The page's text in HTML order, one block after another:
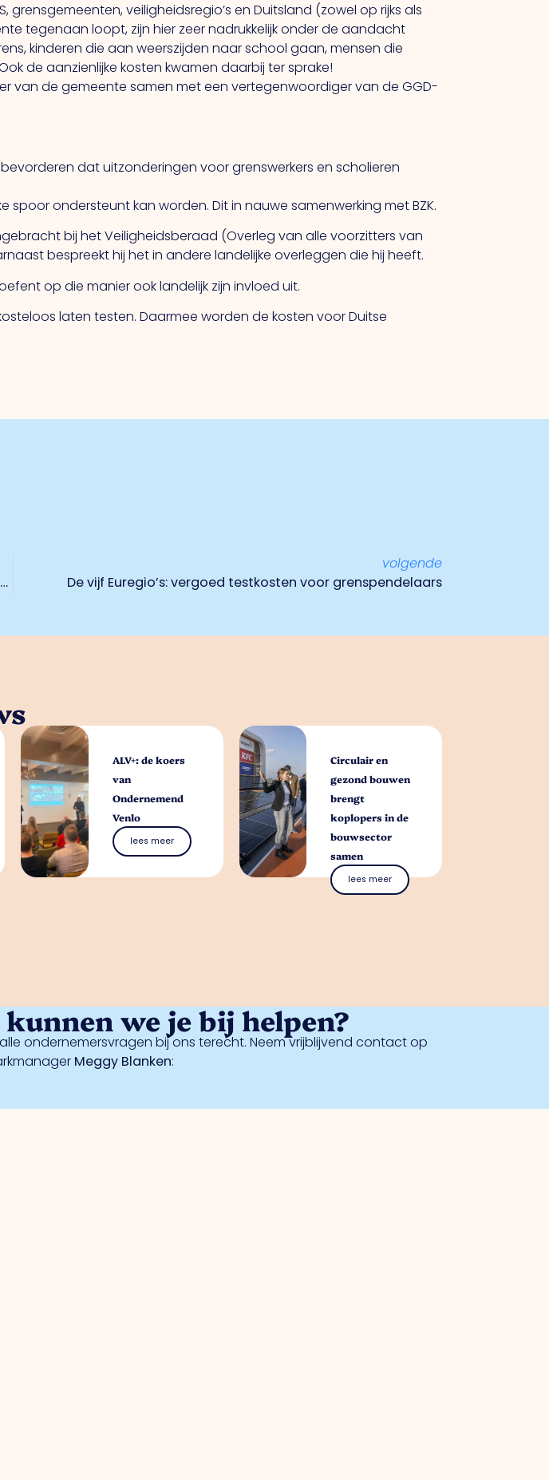
grensgemeenten, veiligheidsregio’s en Duitsland (zowel op rijks als
tegenaan loopt, zijn hier zeer nadrukkelijk onder de aandacht
kinderen die aan weerszijden naar school gaan, mensen die
de aanzienlijke kosten kwamen daarbij ter sprake!
van de gemeente samen met een vertegenwoordiger van de GGD-
dat uitzonderingen voor grenswerkers en scholieren
ondersteunt kan worden. Dit in nauwe samenwerking met BZK.
bij het Veiligheidsberaad (Overleg van alle voorzitters van
bespreekt hij het in andere landelijke overleggen die hij heeft.
op die manier ook landelijk zijn invloed uit.
laten testen. Daarmee worden de kosten voor Duitse
Jagers, boeren en provincie Limburg zaaien 115 hectare in met speciaal zaadmengsel
volgende
De vijf Euregio’s: vergoed testkosten voor grenspendelaars
ALV+: de koers
van
Ondernemend
Venlo
lees meer
Circulair en
gezond bouwen
brengt
koplopers in de
bouwsector
samen
lees meer
we je bij helpen?
ondernemersvragen bij ons terecht. Neem vrijblijvend contact op
Meggy Blanken: